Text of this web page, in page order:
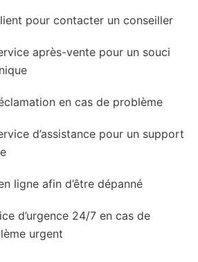
pour contacter un conseiller
après-vente pour un souci
en cas de problème
d’assistance pour un support
ligne afin d’être dépanné
d’urgence 24/7 en cas de
urgent